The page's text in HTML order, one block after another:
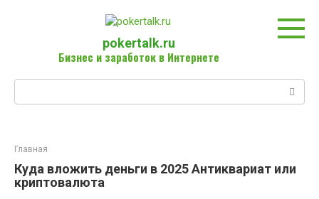
pokertalk.ru
Бизнес и заработок в Интернете
Главная
Куда вложить деньги в 2025 Антиквариат или
криптовалюта